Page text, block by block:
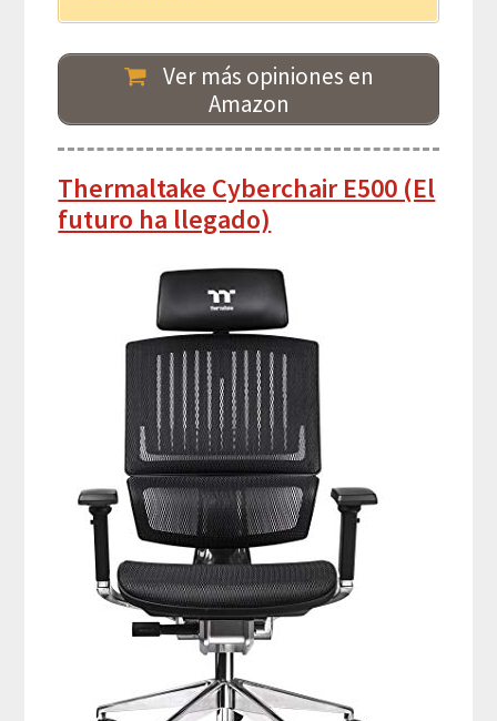
Ver más opiniones en
Amazon
Thermaltake Cyberchair E500 (El
futuro ha llegado)